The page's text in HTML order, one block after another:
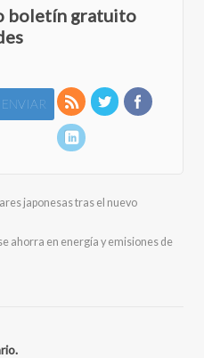
boletín gratuito
japonesas tras el nuevo
ahorra en energía y emisiones de